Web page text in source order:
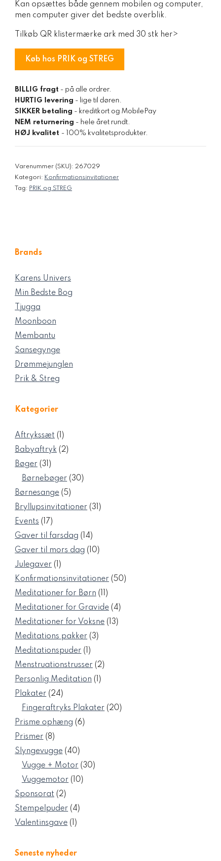
Kan opsættes både gennem mobilen og computer,
men computer giver det bedste overblik.
Tilkøb QR klistermærke ark med 30 stk her>
Køb hos PRIK og STREG
BILLIG fragt - på alle ordrer.
HURTIG levering - lige til døren.
SIKKER betaling - kreditkort og MobilePay
NEM returnering - hele året rundt.
HØJ kvalitet - 100% kvalitetsprodukter.
Varenummer (SKU): 267029
Kategori: Konfirmationsinvitationer
Tag: PRIK og STREG
Brands
Karens Univers
Min Bedste Bog
Tjugga
Moonboon
Membantu
Sansegynge
Drømmejunglen
Prik & Streg
Kategorier
Aftrykssæt 11
vare
Babyaftryk 22
Bøger 3131
varer
Børnebøger 3030
Børnesange 55
varer
Bryllupsinvitationer 3131
Events 1717
varer
Gaver til farsdag 1414
varer
Gaver til mors dag 1010
Julegaver 11
vare
Konfirmationsinvitationer 5050
Meditationer for Børn 1111
varer
Meditationer for Gravide 44
Meditationer for Voksne 1313
Meditations pakker 33
Meditationspuder 11
vare
Menstruationstrusser 22
Personlig Meditation 11
Plakater 2424
varer
Fingeraftryks Plakater 2020
Prisme ophæng 66
Prismer 88
varer
Slyngevugge 4040
varer
Vugge + Motor 3030
Vuggemotor 1010
Sponsorat 22
varer
Stempelpuder 44
Valentinsgave 11
Seneste nyheder